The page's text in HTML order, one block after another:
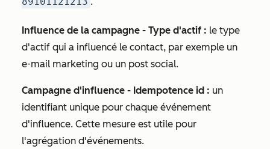
Influence de la campagne - Type d'actif : le type
d'actif qui a influencé le contact, par exemple un
e-mail marketing ou un post social.
Campagne d'influence - Idempotence id : un
identifiant unique pour chaque événement
d'influence. Cette mesure est utile pour
l'agrégation d'événements.